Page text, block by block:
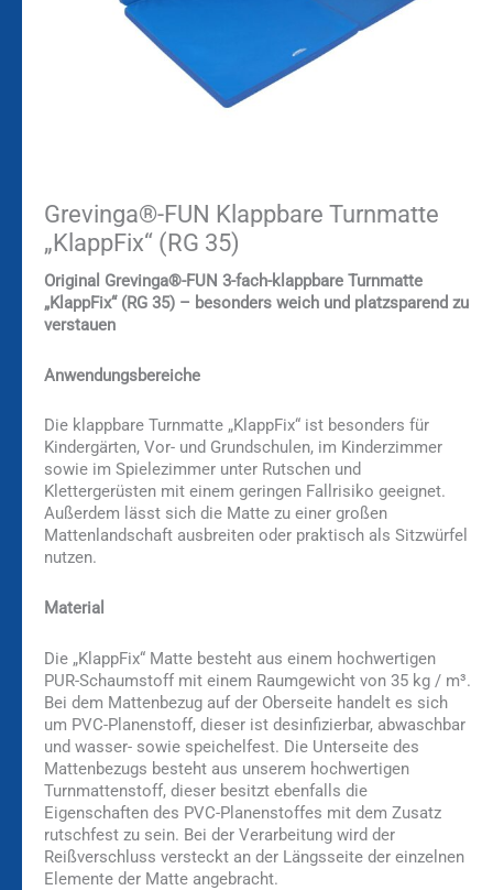
Grevinga®-FUN Klappbare Turnmatte
„KlappFix“ (RG 35)
Original Grevinga®-FUN 3-fach-klappbare Turnmatte
„KlappFix“ (RG 35) – besonders weich und platzsparend zu
verstauen
Anwendungsbereiche
Die klappbare Turnmatte „KlappFix“ ist besonders für
Kindergärten, Vor- und Grundschulen, im Kinderzimmer
sowie im Spielezimmer unter Rutschen und
Klettergerüsten mit einem geringen Fallrisiko geeignet.
Außerdem lässt sich die Matte zu einer großen
Mattenlandschaft ausbreiten oder praktisch als Sitzwürfel
nutzen.
Material
Die „KlappFix“ Matte besteht aus einem hochwertigen
PUR-Schaumstoff mit einem Raumgewicht von 35 kg / m³.
Bei dem Mattenbezug auf der Oberseite handelt es sich
um PVC-Planenstoff, dieser ist desinfizierbar, abwaschbar
und wasser- sowie speichelfest. Die Unterseite des
Mattenbezugs besteht aus unserem hochwertigen
Turnmattenstoff, dieser besitzt ebenfalls die
Eigenschaften des PVC-Planenstoffes mit dem Zusatz
rutschfest zu sein. Bei der Verarbeitung wird der
Reißverschluss versteckt an der Längsseite der einzelnen
Elemente der Matte angebracht.